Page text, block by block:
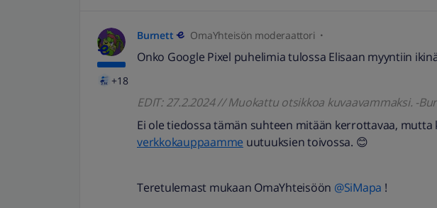
+18
Burnett OmaYhteisön moderaattori
Onko Google Pixel puhelimia tulossa Elisaan myyntiin
EDIT: 27.2.2024 // Muokattu otsikkoa kuvaavammaksi. -
Ei ole tiedossa tämän suhteen mitään kerrottavaa, mutta
verkkokauppaamme uutuuksien toivossa. 😊
Teretulemast mukaan OmaYhteisöön @SiMapa !